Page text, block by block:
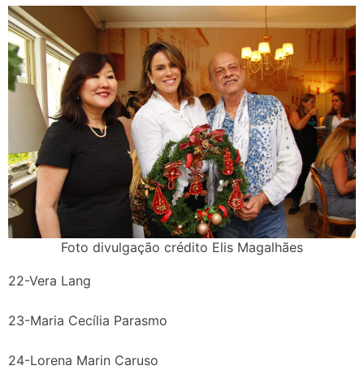
Foto divulgação crédito Elis Magalhães
22-Vera Lang
23-Maria Cecília Parasmo
24-Lorena Marin Caruso